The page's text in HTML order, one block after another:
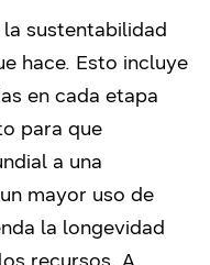
sustentabilidad
hace. Esto incluye
en cada etapa
para que
a una
mayor uso de
la longevidad
recursos. A